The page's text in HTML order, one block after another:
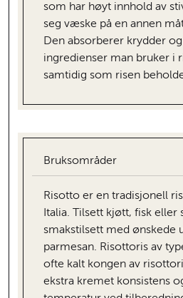
som har høyt innhold av
seg væske på en annen
Den absorberer krydder
ingredienser man bruker i
samtidig som risen
Bruksområder
Risotto er en tradisjonell
Italia. Tilsett kjøtt, fisk eller
smakstilsett med ønskede
parmesan. Risottoris av
ofte kalt kongen av
ekstra kremet konsistens